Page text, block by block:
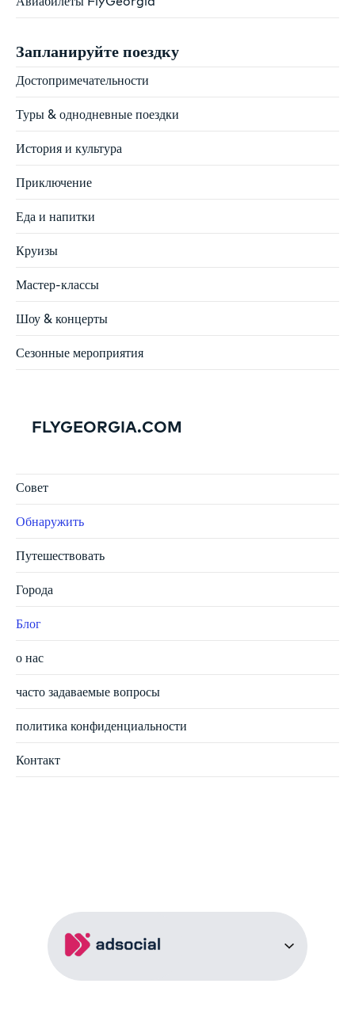
Запланируйте поездку
Достопримечательности
Туры & однодневные поездки
История и культура
Приключение
Еда и напитки
Круизы
Мастер-классы
Шоу & концерты
Сезонные мероприятия
FLYGEORGIA.COM
Совет
Обнаружить
Путешествовать
Города
Блог
о нас
часто задаваемые вопросы
политика конфиденциальности
Контакт